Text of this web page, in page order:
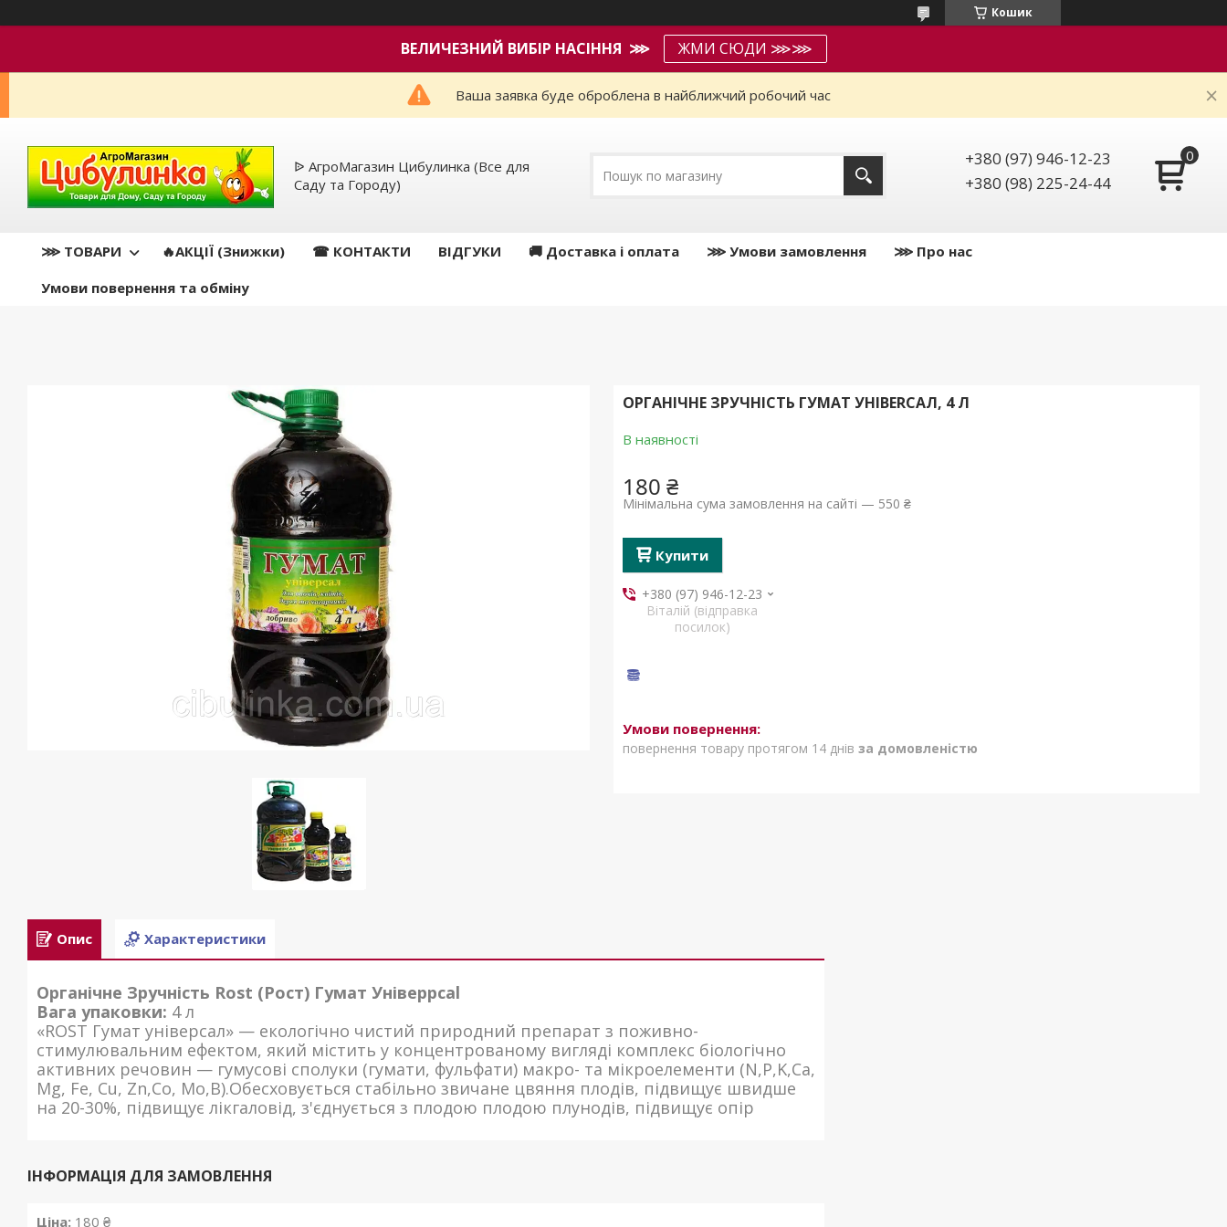
Кошик
ВЕЛИЧЕЗНИЙ ВИБІР НАСІННЯ ⋙ ЖМИ СЮДИ ⋙⋙
Ваша заявка буде оброблена в найближчий робочий час
ᐉ АгроМагазин Цибулинка (Все для
Саду та Городу)
+380 (97) 946-12-23
+380 (98) 225-24-44
⋙ ТОВАРИ 🔥АКЦІЇ (Знижки) ☎ КОНТАКТИ ВІДГУКИ 🚚 Доставка і оплата ⋙ Умови замовлення
⋙ Про нас
Умови повернення та обміну
ОРГАНІЧНЕ ЗРУЧНІСТЬ ГУМАТ УНІВERCАЛ, 4 Л
В наявності
180 ₴
Мінімальна сума замовлення на сайті — 550 ₴
Купити
+380 (97) 946-12-23
Віталій (відправка
посилок)
повернення товару протягом 14 днів за домовленістю
Опис Характеристики
Органічне Зручність Rost (Рост) Гумат Унівeppcal
Вага упаковки: 4 л
«ROST Гумат універсал» — екологічно чистий природний препарат з поживно-
стимулювальним ефектом, який містить у концентрованому вигляді комплекс біологічно
активних речовин — гумусові сполуки (гумати, фульфати) макро- та мікроелементи (N,P,K,Ca,
Mg, Fe, Cu, Zn,Co, Mo,B).Oбесховується стабільно звичане цвяння плодів, підвищує швидше
на 20-30%, підвищує лікгалoвід, з'єднується з плодою плодою плунодів, підвищує опір
ІНФОРМАЦІЯ ДЛЯ ЗАМОВЛЕННЯ
Ціна: 180 ₴